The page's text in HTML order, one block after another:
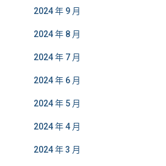
2024 年 9 月
2024 年 8 月
2024 年 7 月
2024 年 6 月
2024 年 5 月
2024 年 4 月
2024 年 3 月